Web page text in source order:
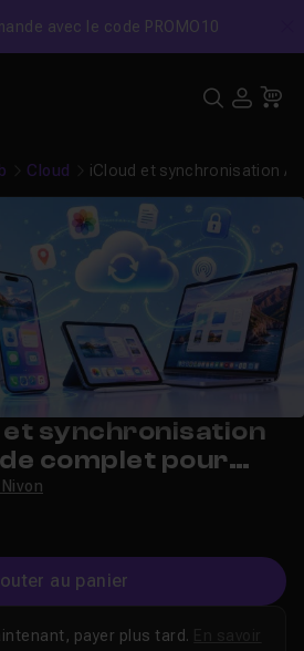
avec le code PROMO10
Cloud iCloud et synchronisation
et synchronisation
complet pour
iPad et Mac
Nivon
au panier
payer plus tard.